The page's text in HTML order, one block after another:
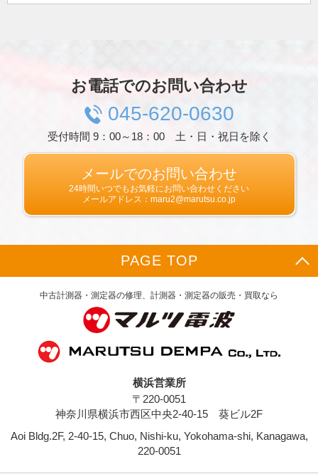
プライバシー情報のうち「履歴情報および特性
郵便番号や性別，職業，年齢，ユーザーのIPア
識別情報などを指します。
第２条（プライバシー情報の収集方法）
当社は，ユーザーが利用登録をする際に氏名，
生年月日，住所，電話番号，メールアドレス，
銀行口座番号，クレジットカード番号，運転免
許証番号などの個人情報をお尋ねすることがあ
下，｢提携先｣といいます。）などから収集する
ことがあります。
当社は，ユーザーについて，利用したサービス
やソフトウエア，購入した商品，閲覧したペー
ジや広告の履歴，検索した検索キーワード，利
用日時，利用方法，利用環境（携帯端末を通じ
てご利用の場合の当該端末の通信状態，利用に
際しての各種設定情報なども含みます），IPア
識別情報などの履歴情報および特性情報を，ユ
ーザーが当社や提携先のサービスを利用しまた
はページを閲覧する際に収集します。
第３条（個人情報を収集・利用する目的）
当社が個人情報を収集・利用する目的は，以下
お電話でのお問い合わせ
045-620-0630
受付時間 9：00～18：00 土・日・祝日を除く
メールでのお問い合わせ
24時間いつでもお気軽にお問い合わせください
メールアドレス：maru2@marutsu.co.jp
PAGE TOP
中古計測器・測定器の修理、計測器・測定器の販売・買取なら
横浜営業所
〒220-0051
神奈川県横浜市西区中央2-40-15 葵ビル2F
Aoi Bldg.2F, 2-40-15, Chuo, Nishi-ku, Yokohama-shi, Kanagawa,
220-0051